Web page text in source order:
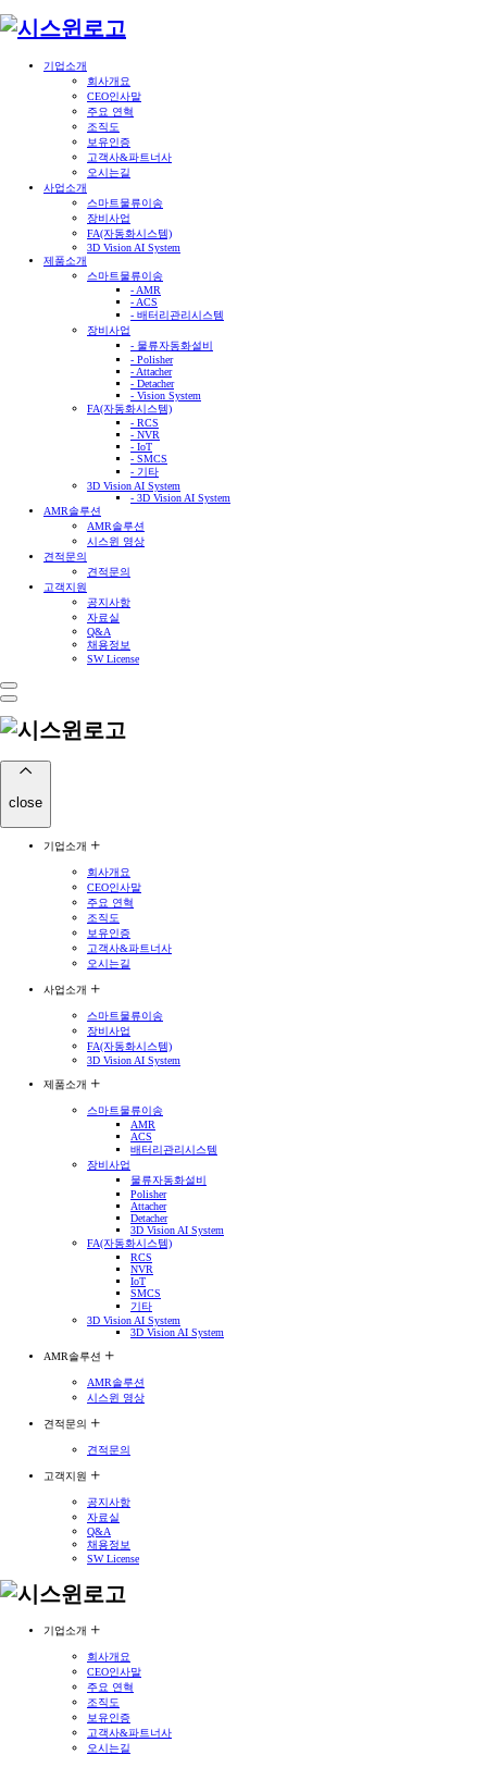
기업소개
회사개요
CEO인사말
주요 연혁
조직도
보유인증
고객사&파트너사
오시는길
사업소개
스마트물류이송
장비사업
FA(자동화시스템)
3D Vision AI System
제품소개
스마트물류이송
- AMR
- ACS
- 배터리관리시스템
장비사업
- 물류자동화설비
- Polisher
- Attacher
- Detacher
- Vision System
FA(자동화시스템)
- RCS
- NVR
- IoT
- SMCS
- 기타
3D Vision AI System
- 3D Vision AI System
AMR솔루션
AMR솔루션
시스윈 영상
견적문의
견적문의
고객지원
공지사항
자료실
Q&A
채용정보
SW License
close
기업소개
회사개요
CEO인사말
주요 연혁
조직도
보유인증
고객사&파트너사
오시는길
사업소개
스마트물류이송
장비사업
FA(자동화시스템)
3D Vision AI System
제품소개
스마트물류이송
AMR
ACS
배터리관리시스템
장비사업
물류자동화설비
Polisher
Attacher
Detacher
3D Vision AI System
FA(자동화시스템)
RCS
NVR
IoT
SMCS
기타
3D Vision AI System
3D Vision AI System
AMR솔루션
AMR솔루션
시스윈 영상
견적문의
견적문의
고객지원
공지사항
자료실
Q&A
채용정보
SW License
기업소개
회사개요
CEO인사말
주요 연혁
조직도
보유인증
고객사&파트너사
오시는길